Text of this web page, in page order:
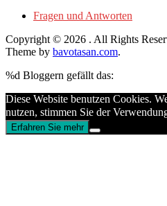
Fragen und Antworten
Copyright © 2026 . All Rights
Theme by bavotasan.com.
%d Bloggern gefällt das:
Diese Website benutzen Cookies.
nutzen, stimmen Sie der
Erfahren Sie mehr